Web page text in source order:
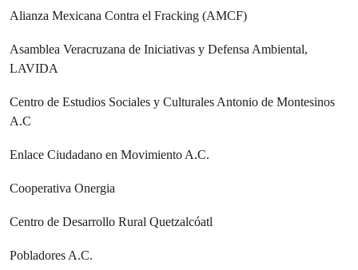
Alianza Mexicana Contra el Fracking (AMCF)
Asamblea Veracruzana de Iniciativas y Defensa Ambiental,
LAVIDA
Centro de Estudios Sociales y Culturales Antonio de Montesinos
A.C
Enlace Ciudadano en Movimiento A.C.
Cooperativa Onergia
Centro de Desarrollo Rural Quetzalcóatl
Pobladores A.C.